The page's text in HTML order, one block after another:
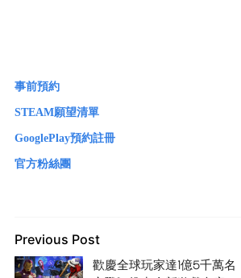
事前預約
STEAM願望清單
GooglePlay預約註冊
官方粉絲團
Previous Post
歡慶全球玩家達1億5千萬名